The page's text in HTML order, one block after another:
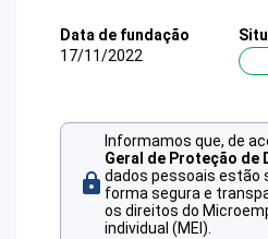
Data de fundação
17/11/2022
Informamos que, de
Geral de Proteção de
dados pessoais estão
forma segura e
os direitos do
individual (MEI).